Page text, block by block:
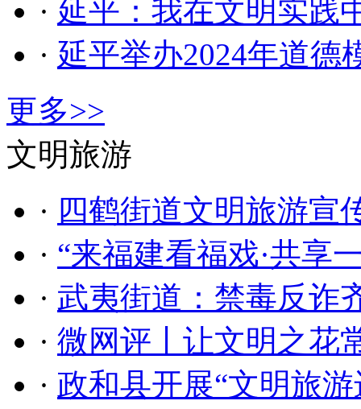
· 延平：我在文明实践
· 延平举办2024年道德
更多>>
文明旅游
· 四鹤街道文明旅游宣
· “来福建看福戏·共享
· 武夷街道：禁毒反诈
· 微网评丨让文明之花
· 政和县开展“文明旅